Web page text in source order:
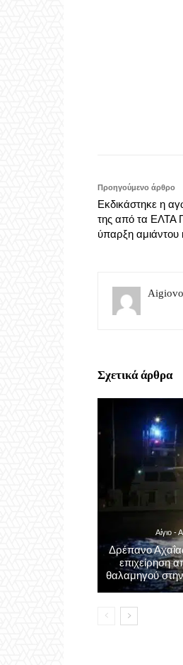
Προηγούμενο άρθρο
Εκδικάστηκε η
της από τα ΕΛΤΑ
ύπαρξη αμιάντου
Σχετικά άρθρα
Αίγιο -
Δρέπανο
επιχείρηση
θαλαμηγού